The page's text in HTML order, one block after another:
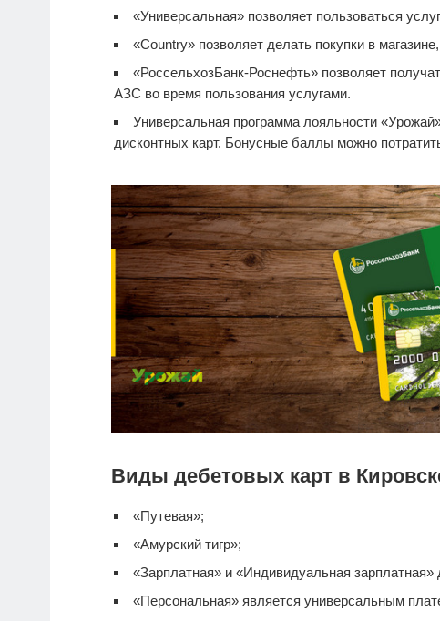
«Универсальная» позволяет пользоваться
«Country» позволяет делать покупки в
«РоссельхозБанк-Роснефть» позволяет
АЗС во время пользования услугами.
Универсальная программа лояльности
дисконтных карт. Бонусные баллы можно
Виды дебетовых карт в
«Путевая»;
«Амурский тигр»;
«Зарплатная» и «Индивидуальная
«Персональная» является универсальным